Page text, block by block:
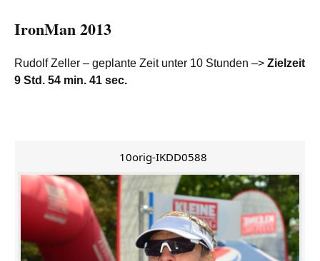
IronMan 2013
Rudolf Zeller – geplante Zeit unter 10 Stunden –> Zielzeit
9 Std. 54 min. 41 sec.
10orig-IKDD0588